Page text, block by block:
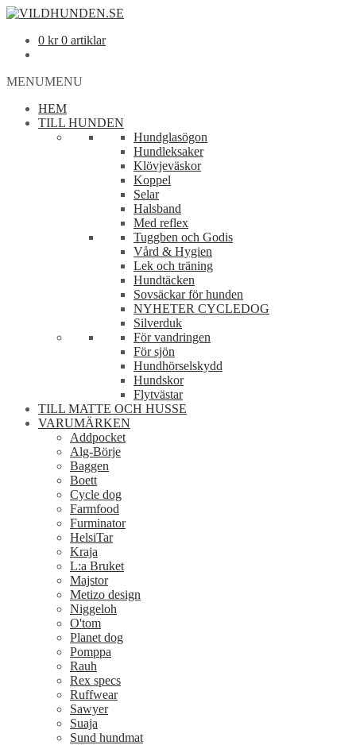
0 kr 0 artiklar
MENUMENU
HEM
TILL HUNDEN
Hundglasögon
Hundleksaker
Klövjeväskor
Koppel
Selar
Halsband
Med reflex
Tuggben och Godis
Vård & Hygien
Lek och träning
Hundtäcken
Sovsäckar för hunden
NYHETER CYCLEDOG
Silverduk
För vandringen
För sjön
Hundhörselskydd
Hundskor
Flytvästar
TILL MATTE OCH HUSSE
VARUMÄRKEN
Addpocket
Alg-Börje
Baggen
Boett
Cycle dog
Farmfood
Furminator
HelsiTar
Kraja
L:a Bruket
Majstor
Metizo design
Niggeloh
O'tom
Planet dog
Pomppa
Rauh
Rex specs
Ruffwear
Sawyer
Suaja
Sund hundmat